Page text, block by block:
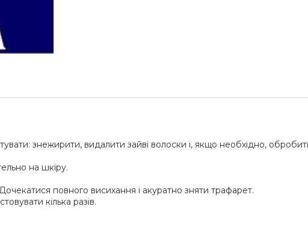
знежирити, видалити зайві волоски і, якщо необхідно,
на шкіру.
повного висихання і акуратно зняти трафарет.
кілька разів.